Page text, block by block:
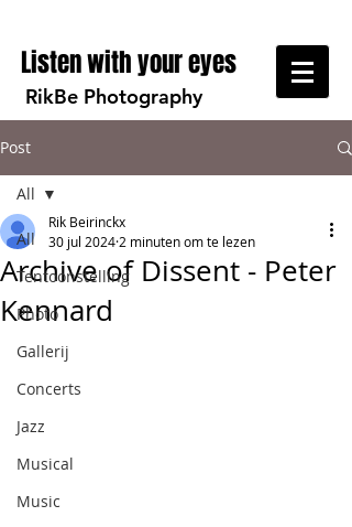
Listen with your eyes
RikBe Photography
Post
All
Tentoonstelling
Photo
Gallerij
Concerts
Jazz
Musical
Music
All
Archive of Dissent - Peter
Kennard
Rik Beirinckx
30 jul 2024 2 minuten om te lezen